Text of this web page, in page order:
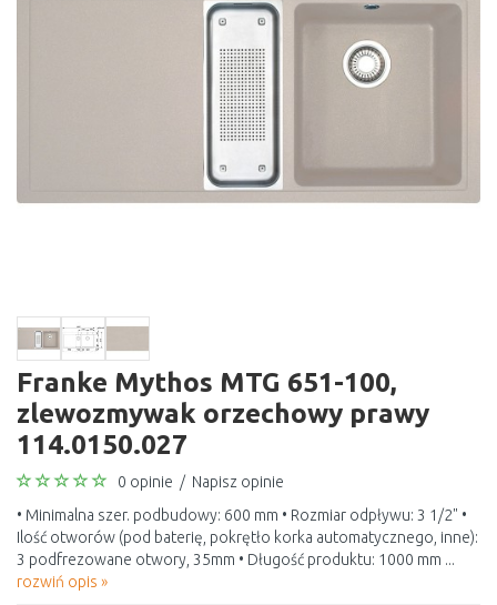
Franke Mythos MTG 651-100,
zlewozmywak orzechowy prawy
114.0150.027
0 opinie / Napisz opinie
• Minimalna szer. podbudowy: 600 mm • Rozmiar odpływu: 3 1/2" •
Ilość otworów (pod baterię, pokrętło korka automatycznego, inne):
3 podfrezowane otwory, 35mm • Długość produktu: 1000 mm ...
rozwiń opis »